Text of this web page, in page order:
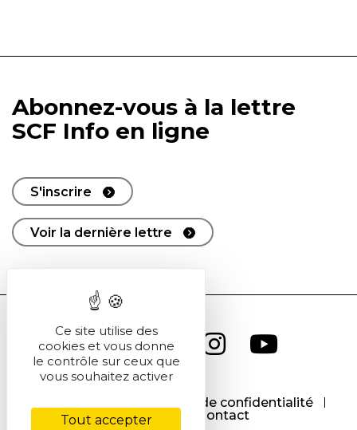
Abonnez-vous à la lettre
SCF Info en ligne
S'inscrire
Voir la dernière lettre
Politique de confidentialité
Cookies
Contact
Ce site utilise des
cookies et vous donne
le contrôle sur ceux que
vous souhaitez activer
Tout accepter